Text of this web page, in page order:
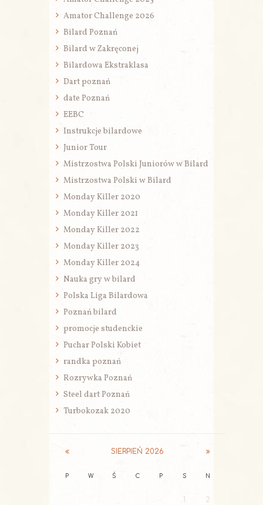
Amator Challenge 2026
Bilard Poznań
Bilard w Zakręconej
Bilardowa Ekstraklasa
Dart poznań
date Poznań
EEBC
Instrukcje bilardowe
Junior Tour
Mistrzostwa Polski Juniorów w Bilard
Mistrzostwa Polski w Bilard
Monday Killer 2020
Monday Killer 2021
Monday Killer 2022
Monday Killer 2023
Monday Killer 2024
Nauka gry w bilard
Polska Liga Bilardowa
Poznań bilard
promocje studenckie
Puchar Polski Kobiet
randka poznań
Rozrywka Poznań
Steel dart Poznań
Turbokozak 2020
SIERPIEŃ 2026
P W Ś C P S N
2